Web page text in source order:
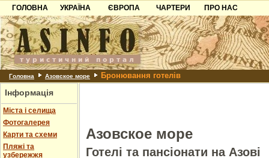
ГОЛОВНА
УКРАЇНА
Карпати
Азов
Причорноморря
Шацьк
ЄВРОПА
Чорногорія
Хорватія
Болгарія
Албанія
ЧАРТЕРИ
ПРО НАС
Контакти
Партнерам
Додати готель
Головна Азовское море Бронювання готелів
Інформація
Міста і селища
Фотогалерея
Карти та схеми
Пляжі та
узбережжя
Азовское море
Готелі та пансіонати на Азові